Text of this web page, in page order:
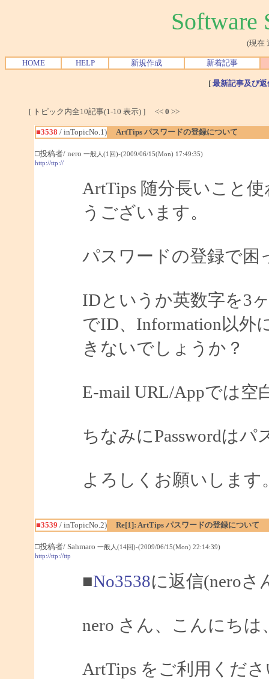
Software
(現在
HOME HELP 新規作成 新着記事
[ 最新記事及び
[ トピック内全10記事(1-10 表示) ] << 0 >>
■3538 / inTopicNo.1) ArtTips パスワードの登録について
□投稿者/ nero 一般人(1回)-(2009/06/15(Mon) 17:49:35)
http://ttp://
ArtTips 随分長いこと
うございます。
パスワードの登録で困
IDというか英数字を3
でID、Information以外
きないでしょうか？
E-mail URL/Appでは
ちなみにPasswordは
よろしくお願いします
■3539 / inTopicNo.2) Re[1]: ArtTips パスワードの登録について
□投稿者/ Sahmaro 一般人(14回)-(2009/06/15(Mon) 22:14:39)
http://ttp://ttp
■No3538に返信(neroさ
nero さん、こんにちは
ArtTips をご利用くだ